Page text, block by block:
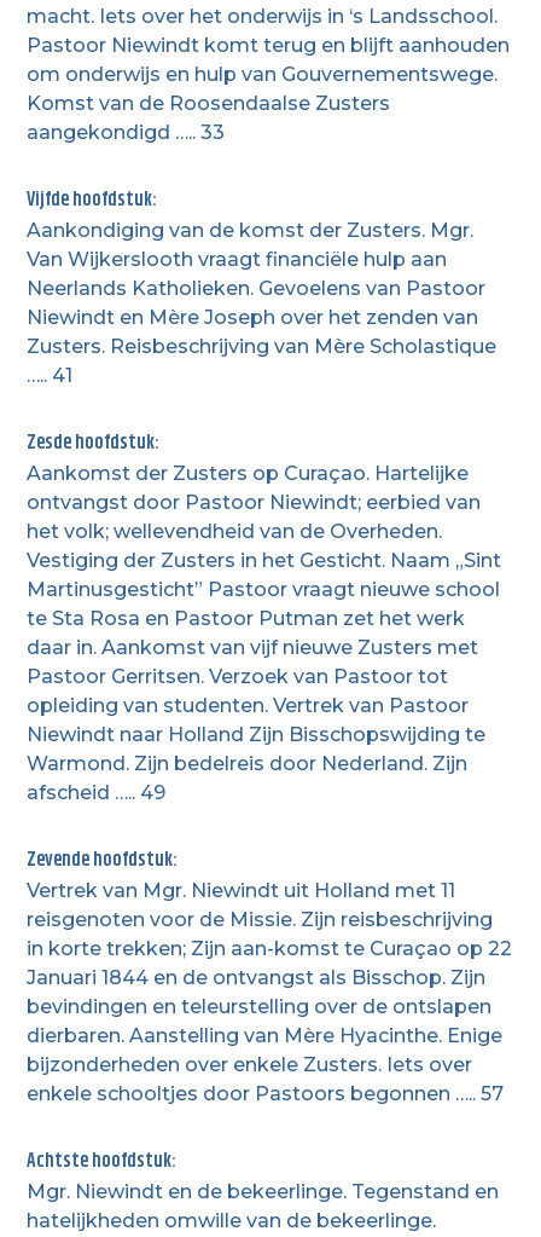
macht. Iets over het onderwijs in ‘s Landsschool.
Pastoor Niewindt komt terug en blijft aanhouden
om onderwijs en hulp van Gouvernementswege.
Komst van de Roosendaalse Zusters
aangekondigd ….. 33
Vijfde hoofdstuk:
Aankondiging van de komst der Zusters. Mgr.
Van Wijkerslooth vraagt financiële hulp aan
Neerlands Katholieken. Gevoelens van Pastoor
Niewindt en Mère Joseph over het zenden van
Zusters. Reisbeschrijving van Mère Scholastique
….. 41
Zesde hoofdstuk:
Aankomst der Zusters op Curaçao. Hartelijke
ontvangst door Pastoor Niewindt; eerbied van
het volk; wellevendheid van de Overheden.
Vestiging der Zusters in het Gesticht. Naam „Sint
Martinusgesticht” Pastoor vraagt nieuwe school
te Sta Rosa en Pastoor Putman zet het werk
daar in. Aankomst van vijf nieuwe Zusters met
Pastoor Gerritsen. Verzoek van Pastoor tot
opleiding van studenten. Vertrek van Pastoor
Niewindt naar Holland Zijn Bisschopswijding te
Warmond. Zijn bedelreis door Nederland. Zijn
afscheid ….. 49
Zevende hoofdstuk:
Vertrek van Mgr. Niewindt uit Holland met 11
reisgenoten voor de Missie. Zijn reisbeschrijving
in korte trekken; Zijn aan-komst te Curaçao op 22
Januari 1844 en de ontvangst als Bisschop. Zijn
bevindingen en teleurstelling over de ontslapen
dierbaren. Aanstelling van Mère Hyacinthe. Enige
bijzonderheden over enkele Zusters. Iets over
enkele schooltjes door Pastoors begonnen ….. 57
Achtste hoofdstuk:
Mgr. Niewindt en de bekeerlinge. Tegenstand en
hatelijkheden omwille van de bekeerlinge.